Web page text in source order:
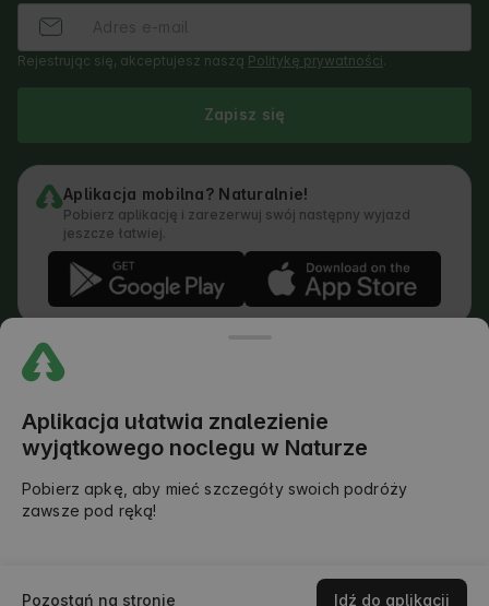
Rejestrując się, akceptujesz naszą Politykę prywatności
Zapisz się
Aplikacja mobilna? Naturalnie!
Pobierz aplikację i zarezerwuj swój następny wyjazd
jeszcze łatwiej.
© 2026 AlohaCamp. All rights reserved.
Polityka Dodawania Opinii
Prawny Podział Obowiązków
Sprawdź dostępność
Aplikacja ułatwia znalezienie
wyjątkowego noclegu w Naturze
Pobierz apkę, aby mieć szczegóły swoich podróży
zawsze pod ręką!
Pozostań na stronie Idź do aplikacji